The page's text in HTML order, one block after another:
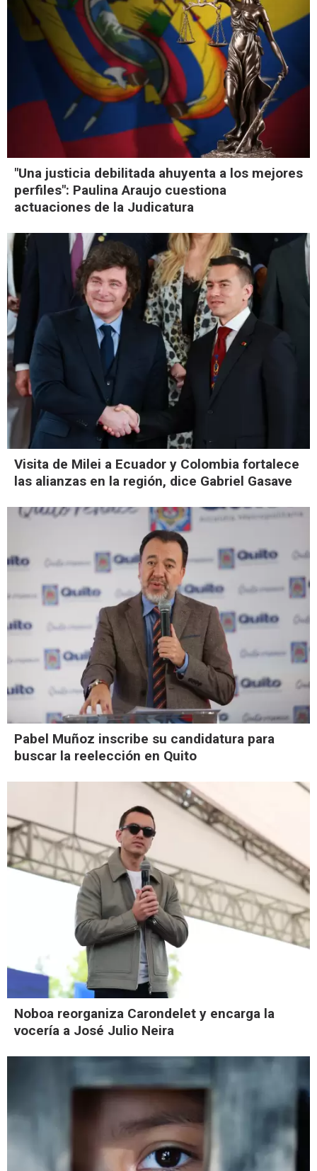
"Una justicia debilitada ahuyenta a los mejores
perfiles": Paulina Araujo cuestiona
actuaciones de la Judicatura
Visita de Milei a Ecuador y Colombia fortalece
las alianzas en la región, dice Gabriel Gasave
Pabel Muñoz inscribe su candidatura para
buscar la reelección en Quito
Noboa reorganiza Carondelet y encarga la
vocería a José Julio Neira